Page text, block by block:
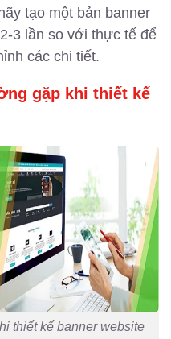
tạo một bản banner
3 lần so với thực tế để
các chi tiết.
gặp khi thiết kế
thiết kế banner website